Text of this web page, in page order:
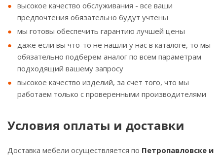
высокое качество обслуживания - все ваши
предпочтения обязательно будут учтены
мы готовы обеспечить гарантию лучшей цены
даже если вы что-то не нашли у нас в каталоге, то мы
обязательно подберем аналог по всем параметрам
подходящий вашему запросу
высокое качество изделий, за счет того, что мы
работаем только с проверенными производителями
Условия оплаты и доставки
Доставка мебели осуществляется по Петропавловске и